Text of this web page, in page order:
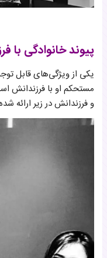
پیوند خانوادگی با
یکی از ویژگی‌های قابل
مستحکم او با فرزندانش
و فرزندانش در زیر ارائه